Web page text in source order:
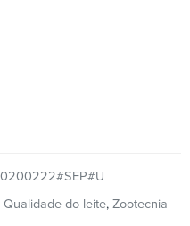
Qualidade do leite, Zootecnia